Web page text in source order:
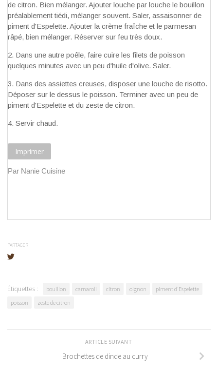
de citron. Bien mélanger. Ajouter louche par louche le bouillon
préalablement tiédi, mélanger souvent. Saler, assaisonner de
piment d'Espelette. Ajouter la crème fraîche et le parmesan
râpé, bien mélanger. Réserver sur feu très doux.
Dans une autre poêle, faire cuire les filets de poisson
quelques minutes avec un peu d'huile d'olive. Saler.
Dans des assiettes creuses, disposer une louche de risotto.
Déposer sur le dessus le poisson. Terminer avec un peu de
piment d'Espelette et du zeste de citron.
Servir chaud.
Imprimer
Par Nanie Cuisine
PARTAGER
Étiquettes : bouillon carnaroli citron oignon
piment d'Espelette
poisson
zeste de citron
ARTICLE SUIVANT
Brochettes de dinde au curry